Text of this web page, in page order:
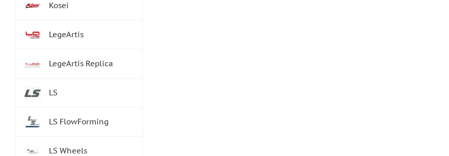
Kosei
LegeArtis
LegeArtis Replica
LS
LS FlowForming
LS Wheels